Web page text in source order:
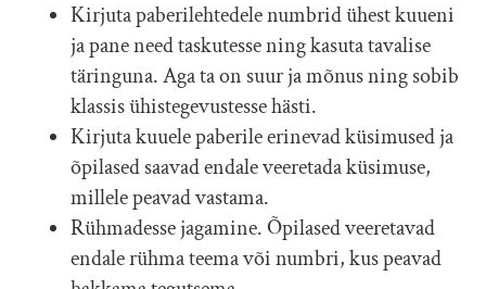
Kirjuta paberilehtedele numbrid ühest kuueni
ja pane need taskutesse ning kasuta tavalise
täringuna. Aga ta on suur ja mõnus ning sobib
klassis ühistegevustesse hästi.
Kirjuta kuuele paberile erinevad küsimused ja
õpilased saavad endale veeretada küsimuse,
millele peavad vastama.
Rühmadesse jagamine. Õpilased veeretavad
endale rühma teema või numbri, kus peavad